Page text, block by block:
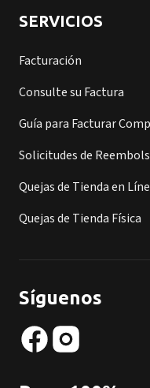
SERVICIOS
Facturación
Consulte su Factura
Guía para Facturar
Solicitudes de
Quejas de Tienda en
Quejas de Tienda Física
Síguenos